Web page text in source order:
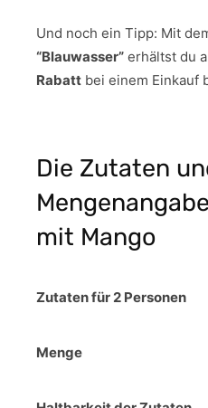
Und noch ein Tipp: Mit
“Blauwasser” erhältst du
Rabatt bei einem Einkauf
Die Zutaten
mit Mango
Zutaten für 2 Personen
Menge